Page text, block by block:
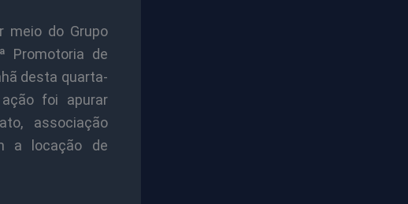
meio do Grupo
Promotoria de
desta quarta-
ação foi apurar
associação
a locação de